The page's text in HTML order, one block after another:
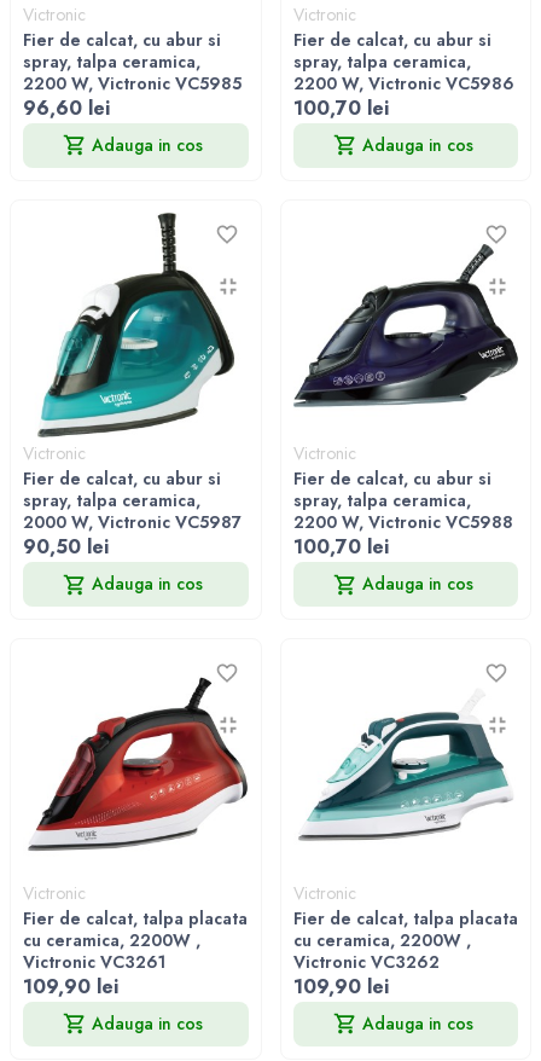
Victronic
Fier de calcat, cu abur si
spray, talpa ceramica,
2200 W, Victronic VC5985
96,60 lei
Adauga in cos
Victronic
Fier de calcat, cu abur si
spray, talpa ceramica,
2200 W, Victronic VC5986
100,70 lei
Adauga in cos
Victronic
Fier de calcat, cu abur si
spray, talpa ceramica,
2000 W, Victronic VC5987
90,50 lei
Adauga in cos
Victronic
Fier de calcat, cu abur si
spray, talpa ceramica,
2200 W, Victronic VC5988
100,70 lei
Adauga in cos
Victronic
Fier de calcat, talpa placata
cu ceramica, 2200W ,
Victronic VC3261
109,90 lei
Adauga in cos
Victronic
Fier de calcat, talpa placata
cu ceramica, 2200W ,
Victronic VC3262
109,90 lei
Adauga in cos